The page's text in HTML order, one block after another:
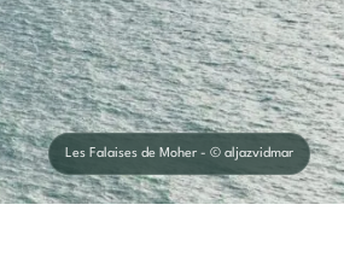
Les Falaises de Moher - © aljazvidmar